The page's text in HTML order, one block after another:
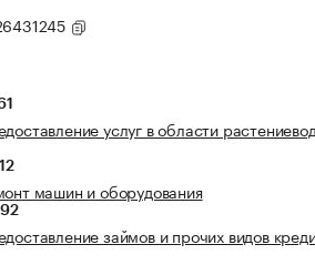
услуг в области
машин и оборудования
займов и прочих видов